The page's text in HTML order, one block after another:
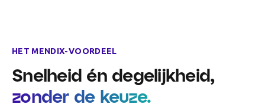
HET MENDIX-VOORDEEL
Snelheid én degelijkheid,
zonder de keuze.